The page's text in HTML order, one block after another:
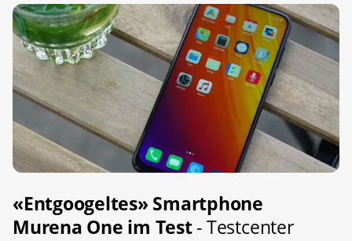
«Entgoogeltes» Smartphone
Murena One im Test- Testcenter